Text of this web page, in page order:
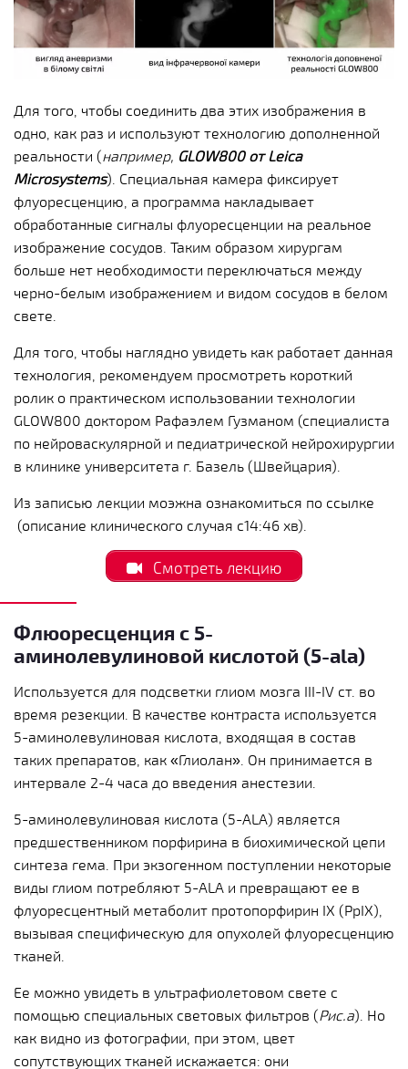
Для того, чтобы соединить два этих изображения в
одно, как раз и используют технологию дополненной
реальности (например, GLOW800 от Leica
Microsystems). Специальная камера фиксирует
флуоресценцию, а программа накладывает
обработанные сигналы флуоресценции на реальное
изображение сосудов. Таким образом хирургам
больше нет необходимости переключаться между
черно-белым изображением и видом сосудов в белом
свете.
Для того, чтобы наглядно увидеть как работает данная
технология, рекомендуем просмотреть короткий
ролик о практическом использовании технологии
GLOW800 доктором Рафаэлем Гузманом (специалиста
по нейроваскулярной и педиатрической нейрохирургии
в клинике университета г. Базель (Швейцария).
Из записью лекции моэжна ознакомиться по ссылке
(описание клинического случая с14:46 хв).
Смотреть лекцию
Флюоресценция с 5-
аминолевулиновой кислотой (5-ala)
Используется для подсветки глиом мозга III-IV ст. во
время резекции. В качестве контраста используется
5-аминолевулиновая кислота, входящая в состав
таких препаратов, как «Глиолан». Он принимается в
интервале 2-4 часа до введения анестезии.
5-аминолевулиновая кислота (5-ALA) является
предшественником порфирина в биохимической цепи
синтеза гема. При экзогенном поступлении некоторые
виды глиом потребляют 5-ALA и превращают ее в
флуоресцентный метаболит протопорфирин IX (PpIX),
вызывая специфическую для опухолей флуоресценцию
тканей.
Ее можно увидеть в ультрафиолетовом свете с
помощью специальных световых фильтров (Рис.а). Но
как видно из фотографии, при этом, цвет
сопутствующих тканей искажается: они